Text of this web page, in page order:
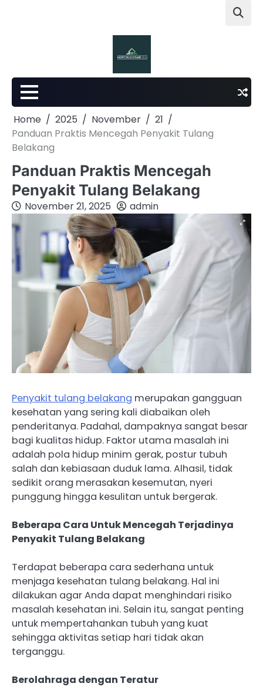
Home 2025 November
21
Panduan Praktis Mencegah Penyakit Tulang
Belakang
Panduan Praktis Mencegah
Penyakit Tulang Belakang
November 21, 2025 admin
Penyakit tulang belakang merupakan gangguan
kesehatan yang sering kali diabaikan oleh
penderitanya. Padahal, dampaknya sangat besar
bagi kualitas hidup. Faktor utama masalah ini
adalah pola hidup minim gerak, postur tubuh
salah dan kebiasaan duduk lama. Alhasil, tidak
sedikit orang merasakan kesemutan, nyeri
punggung hingga kesulitan untuk bergerak.
Beberapa Cara Untuk Mencegah Terjadinya
Penyakit Tulang Belakang
Terdapat beberapa cara sederhana untuk
menjaga kesehatan tulang belakang. Hal ini
dilakukan agar Anda dapat menghindari risiko
masalah kesehatan ini. Selain itu, sangat penting
untuk mempertahankan tubuh yang kuat
sehingga aktivitas setiap hari tidak akan
terganggu.
Berolahraga dengan Teratur